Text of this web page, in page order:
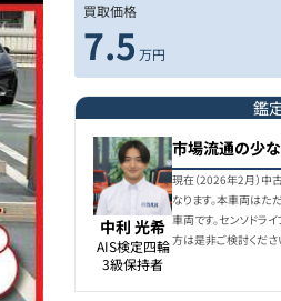
買取価格
7.5 万円
鑑
中利 光希
AIS検定四輪
3級保持者
市場流通の少
現在（2026年2月）中
なります。本車両は
車両です。センソドラ
方は是非ご検討くださ